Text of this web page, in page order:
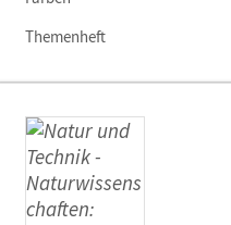
Themenheft